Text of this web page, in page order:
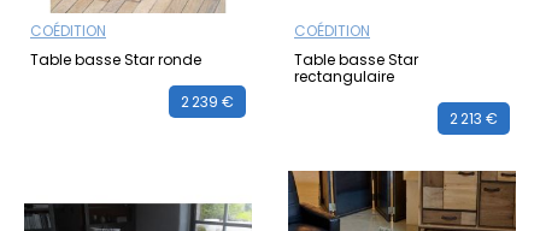
COÉDITION
Table basse Star ronde
2 239 €
COÉDITION
Table basse Star
rectangulaire
2 213 €